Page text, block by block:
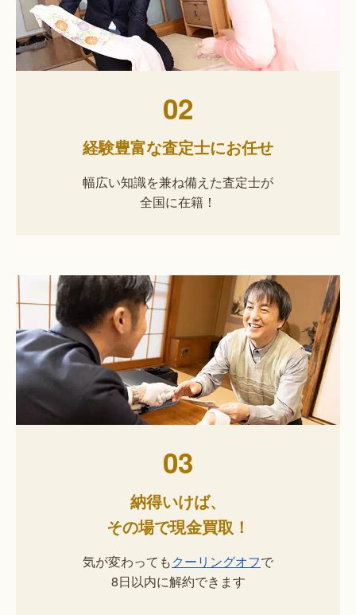
02
経験豊富な査定士にお任せ
幅広い知識を兼ね備えた査定士が
全国に在籍！
03
納得いけば、
その場で現金買取！
気が変わってもクーリングオフで
8日以内に解約できます